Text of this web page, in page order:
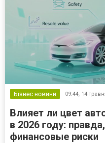
Бізнес новини 09:44, 14
Влияет ли цвет
в 2026 году:
финансовые риски